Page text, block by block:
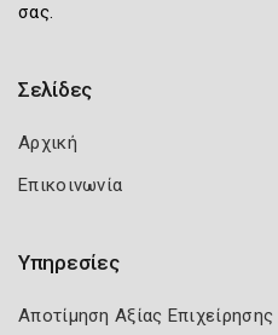
σας.
Σελίδες
Αρχική
Επικοινωνία
Υπηρεσίες
Αποτίμηση Αξίας Επιχείρησης